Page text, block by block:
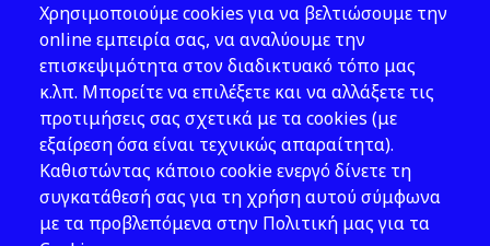
Νομοθεσία
Εκδόσεις
Νέα - Εκδηλώσεις
Ακολουθήστε μας
Χρησιμοποιούμε cookies για να βελτιώσουμε την
online εμπειρία σας, να αναλύουμε την
επισκεψιμότητα στον διαδικτυακό τόπο μας
κ.λπ. Μπορείτε να επιλέξετε και να αλλάξετε τις
προτιμήσεις σας σχετικά με τα cookies (με
εξαίρεση όσα είναι τεχνικώς απαραίτητα).
Καθιστώντας κάποιο cookie ενεργό δίνετε τη
συγκατάθεσή σας για τη χρήση αυτού σύμφωνα
με τα προβλεπόμενα στην Πολιτική μας για τα